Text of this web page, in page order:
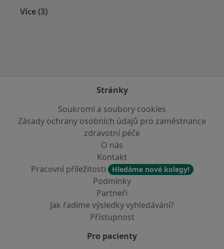
Více (3)
Stránky
Soukromí a soubory cookies
Zásady ochrany osobních údajů pro zaměstnance
zdravotní péče
O nás
Kontakt
Pracovní příležitosti
Hledáme nové kolegy!
Podmínky
Partneři
Jak řadíme výsledky vyhledávání?
Přístupnost
Pro pacienty